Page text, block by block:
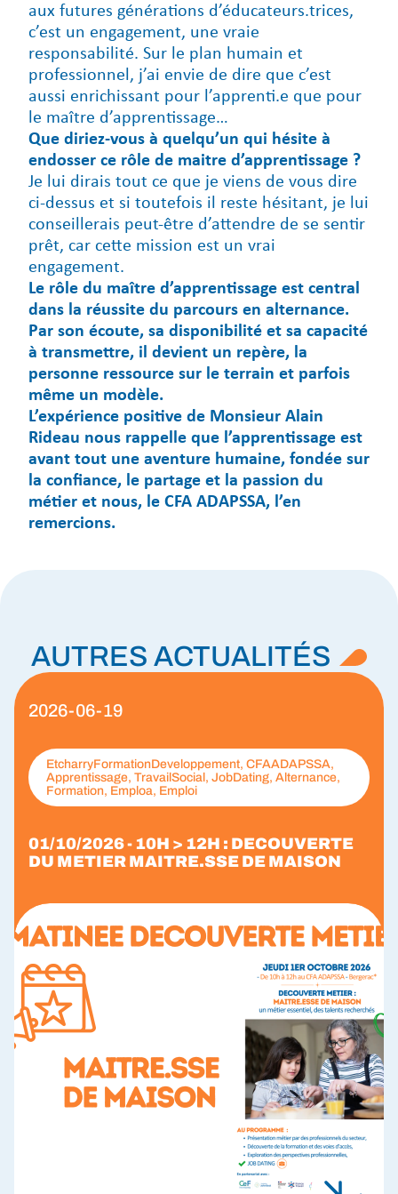
aux futures générations d’éducateurs.trices,
c’est un engagement, une vraie
responsabilité. Sur le plan humain et
professionnel, j’ai envie de dire que c’est
aussi enrichissant pour l’apprenti.e que pour
le maître d’apprentissage…
Que diriez-vous à quelqu’un qui hésite à
endosser ce rôle de maitre d’apprentissage ?
Je lui dirais tout ce que je viens de vous dire
ci-dessus et si toutefois il reste hésitant, je lui
conseillerais peut-être d’attendre de se sentir
prêt, car cette mission est un vrai
engagement.
Le rôle du maître d’apprentissage est central
dans la réussite du parcours en alternance.
Par son écoute, sa disponibilité et sa capacité
à transmettre, il devient un repère, la
personne ressource sur le terrain et parfois
même un modèle.
L’expérience positive de Monsieur Alain
Rideau nous rappelle que l’apprentissage est
avant tout une aventure humaine, fondée sur
la confiance, le partage et la passion du
métier et nous, le CFA ADAPSSA, l’en
remercions.
AUTRES ACTUALITÉS
2026-06-19
EtcharryFormationDeveloppement, CFAADAPSSA,
Apprentissage, TravailSocial, JobDating, Alternance,
Formation, Emploa, Emploi
01/10/2026 - 10H > 12H : DECOUVERTE
DU METIER MAITRE.SSE DE MAISON